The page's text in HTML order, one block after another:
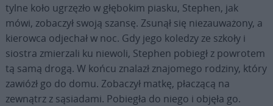
tylne koło ugrzęzło w głębokim piasku, Stephen, jak
mówi, zobaczył swoją szansę. Zsunął się niezauważony, a
kierowca odjechał w noc. Gdy jego koledzy ze szkoły i
siostra zmierzali ku niewoli, Stephen pobiegł z powrotem
tą samą drogą. W końcu znalazł znajomego rodziny, który
zawiózł go do domu. Zobaczył matkę, płaczącą na
zewnątrz z sąsiadami. Pobiegła do niego i objęła go.